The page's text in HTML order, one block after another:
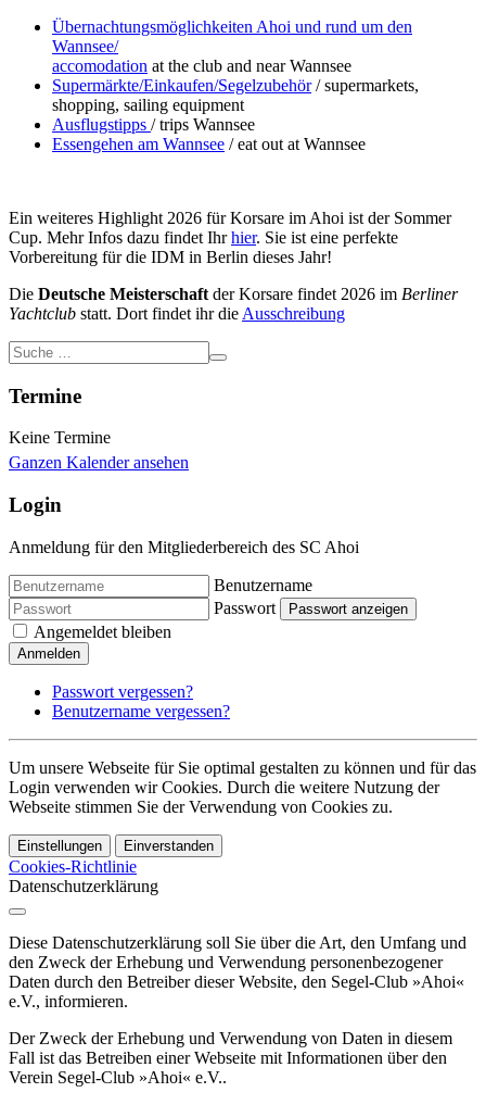
Übernachtungsmöglichkeiten Ahoi und rund um den
Wannsee/
accomodation at the club and near Wannsee
Supermärkte/Einkaufen/Segelzubehör/ supermarkets,
shopping, sailing equipment
Ausflugstipps / trips Wannsee
Essengehen am Wannsee / eat out at Wannsee
Ein weiteres Highlight 2026 für Korsare im Ahoi ist der Sommer
Cup. Mehr Infos dazu findet Ihrhier. Sie ist eine perfekte
Vorbereitung für die IDM in Berlin dieses Jahr!
Die Deutsche Meisterschaft der Korsare findet 2026 im Berliner
Yachtclub statt. Dort findet ihr die Ausschreibung
Termine
Keine Termine
Ganzen Kalender ansehen
Login
Anmeldung für den Mitgliederbereich des SC Ahoi
Benutzername
Passwort
Passwort anzeigen
Angemeldet bleiben
Anmelden
Passwort vergessen?
Benutzername vergessen?
Um unsere Webseite für Sie optimal gestalten zu können und für das
Login verwenden wir Cookies. Durch die weitere Nutzung der
Webseite stimmen Sie der Verwendung von Cookies zu.
Einstellungen Einverstanden
Cookies-Richtlinie
Datenschutzerklärung
Diese Datenschutzerklärung soll Sie über die Art, den Umfang und
den Zweck der Erhebung und Verwendung personenbezogener
Daten durch den Betreiber dieser Website, den Segel-Club »Ahoi«
e.V., informieren.
Der Zweck der Erhebung und Verwendung von Daten in diesem
Fall ist das Betreiben einer Webseite mit Informationen über den
Verein Segel-Club »Ahoi« e.V..